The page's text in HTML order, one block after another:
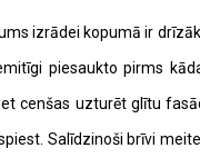
izrādei kopumā ir
piesaukto pirms
cenšas uzturēt glītu
Salīdzinoši brīvi